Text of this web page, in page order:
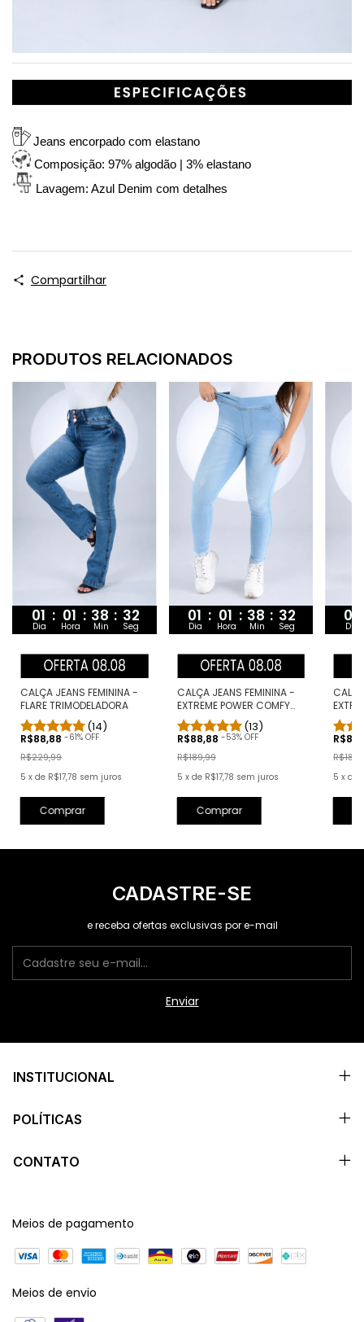
Jeans encorpado com elastano
Composição: 97% algodão | 3% elastano
Lavagem: Azul Denim com detalhes
Compartilhar
PRODUTOS RELACIONADOS
01 : 01 : 38 : 31
Dia Hora Min Seg
CALÇA JEANS FEMININA -
FLARE TRIMODELADORA
(14)
R$88,88 -61% OFF
R$229,99
5 x de R$17,78 sem juros
Comprar
01 : 01 : 38 : 31
Dia Hora Min Seg
CALÇA JEANS FEMININA -
EXTREME POWER COMFY
CLARA
(13)
R$88,88 -53% OFF
R$189,99
5 x de R$17,78 sem juros
Comprar
01
Dia
PRETA
5 x de
CADASTRE-SE
e receba ofertas exclusivas por e-mail
INSTITUCIONAL
POLÍTICAS
CONTATO
Meios de pagamento
Meios de envio